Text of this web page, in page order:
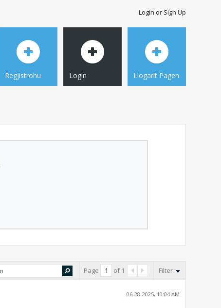
Login or Sign Up
Regjistrohu Login Llogarit Pagen
Page of 1 Filter
06-28-2025, 10:04 AM